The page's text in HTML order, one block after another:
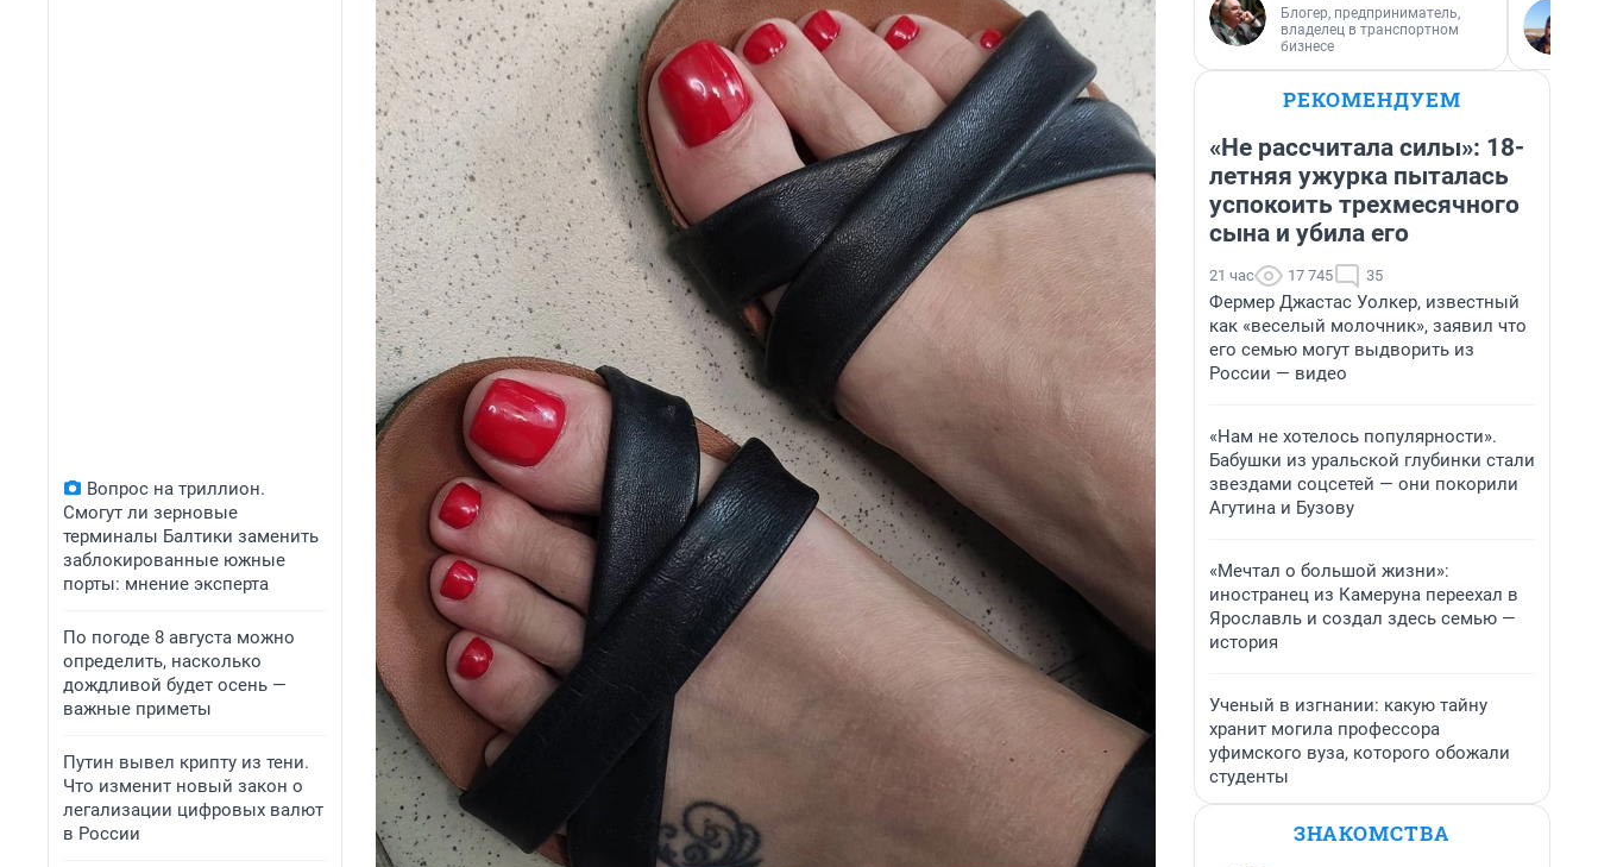
Вопрос на триллион.
Смогут ли зерновые
терминалы Балтики заменить
заблокированные южные
порты: мнение эксперта
По погоде 8 августа можно
определить, насколько
дождливой будет осень —
важные приметы
Путин вывел крипту из тени.
Что изменит новый закон о
легализации цифровых валют
в России
Блогер, предприниматель,
владелец в транспортном
бизнесе
РЕКОМЕНДУЕМ
«Не рассчитала силы»: 18-
летняя ужурка пыталась
успокоить трехмесячного
сына и убила его
21 час 17 745 35
Фермер Джастас Уолкер, известный
как «веселый молочник», заявил что
его семью могут выдворить из
России — видео
«Нам не хотелось популярности».
Бабушки из уральской глубинки стали
звездами соцсетей — они покорили
Агутина и Бузову
«Мечтал о большой жизни»:
иностранец из Камеруна переехал в
Ярославль и создал здесь семью —
история
Ученый в изгнании: какую тайну
хранит могила профессора
уфимского вуза, которого обожали
студенты
ЗНАКОМСТВА